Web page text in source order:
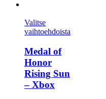
Valitse
vaihtoehdoista
Medal of
Honor
Rising Sun
– Xbox